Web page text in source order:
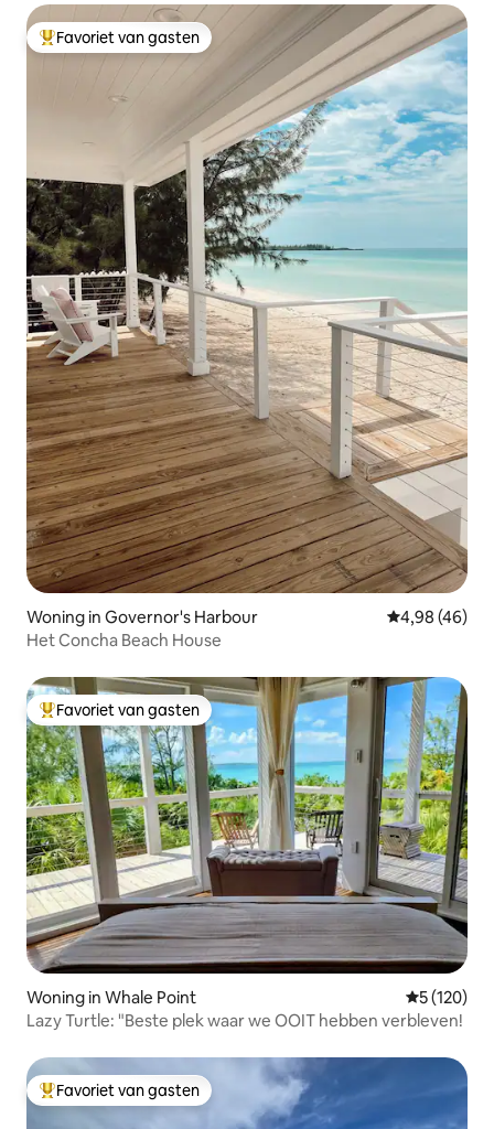
Topfavoriet van gasten
Favoriet van gasten
Woning in Governor's Harbour Gemiddelde
4,98 (46)
Het Concha Beach House
Topfavoriet van gasten
Favoriet van gasten
Woning in Whale Point
5 (120)
Lazy Turtle: "Beste plek waar we OOIT hebben verbleven!
Topfavoriet van gasten
Favoriet van gasten